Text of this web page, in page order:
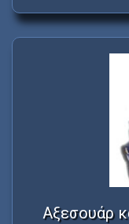
Αξεσουάρ